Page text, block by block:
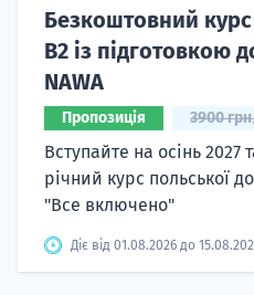
Безкоштовний курс
B2 із підготовкою
NAWA
Пропозиція 3900
Вступайте на осінь 2027
річний курс польської
"Все включено"
Діє від 01.08.2026 до